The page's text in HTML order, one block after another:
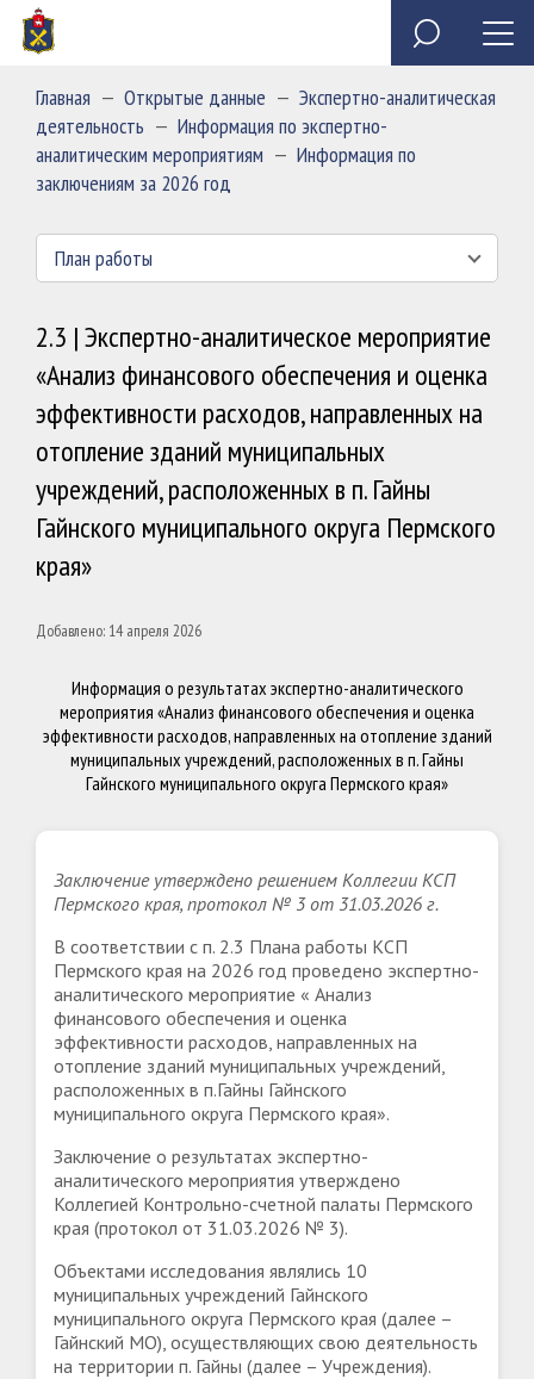
Миссия
Сведения о доходах, расходах, об имуществе и
обязательствах имущественного характера
председателя и государственных гражданских
служащих Контрольно-счетной палаты Пермского края
Специальное программное обеспечение «Анкета
Обзор обращений граждан
Главная — Открытые данные — Экспертно-аналитическая
деятельность — Информация по экспертно-
аналитическим мероприятиям — Информация по
заключениям за 2026 год
План работы
2.3 | Экспертно-аналитическое мероприятие
«Анализ финансового обеспечения и оценка
эффективности расходов, направленных на
отопление зданий муниципальных
учреждений, расположенных в п. Гайны
Гайнского муниципального округа Пермского
края»
Добавлено: 14 апреля 2026
Информация о результатах экспертно-аналитического
мероприятия «Анализ финансового обеспечения и оценка
эффективности расходов, направленных на отопление зданий
муниципальных учреждений, расположенных в п. Гайны
Гайнского муниципального округа Пермского края»
Заключение утверждено решением Коллегии КСП
Пермского края, протокол № 3 от 31.03.2026 г.
В соответствии с п. 2.3 Плана работы КСП
Пермского края на 2026 год проведено экспертно-
аналитического мероприятие « Анализ
финансового обеспечения и оценка
эффективности расходов, направленных на
отопление зданий муниципальных учреждений,
расположенных в п.Гайны Гайнского
муниципального округа Пермского края».
Заключение о результатах экспертно-
аналитического мероприятия утверждено
Коллегией Контрольно-счетной палаты Пермского
края (протокол от 31.03.2026 № 3).
Объектами исследования являлись 10
муниципальных учреждений Гайнского
муниципального округа Пермского края (далее –
Гайнский МО), осуществляющих свою деятельность
на территории п. Гайны (далее – Учреждения).